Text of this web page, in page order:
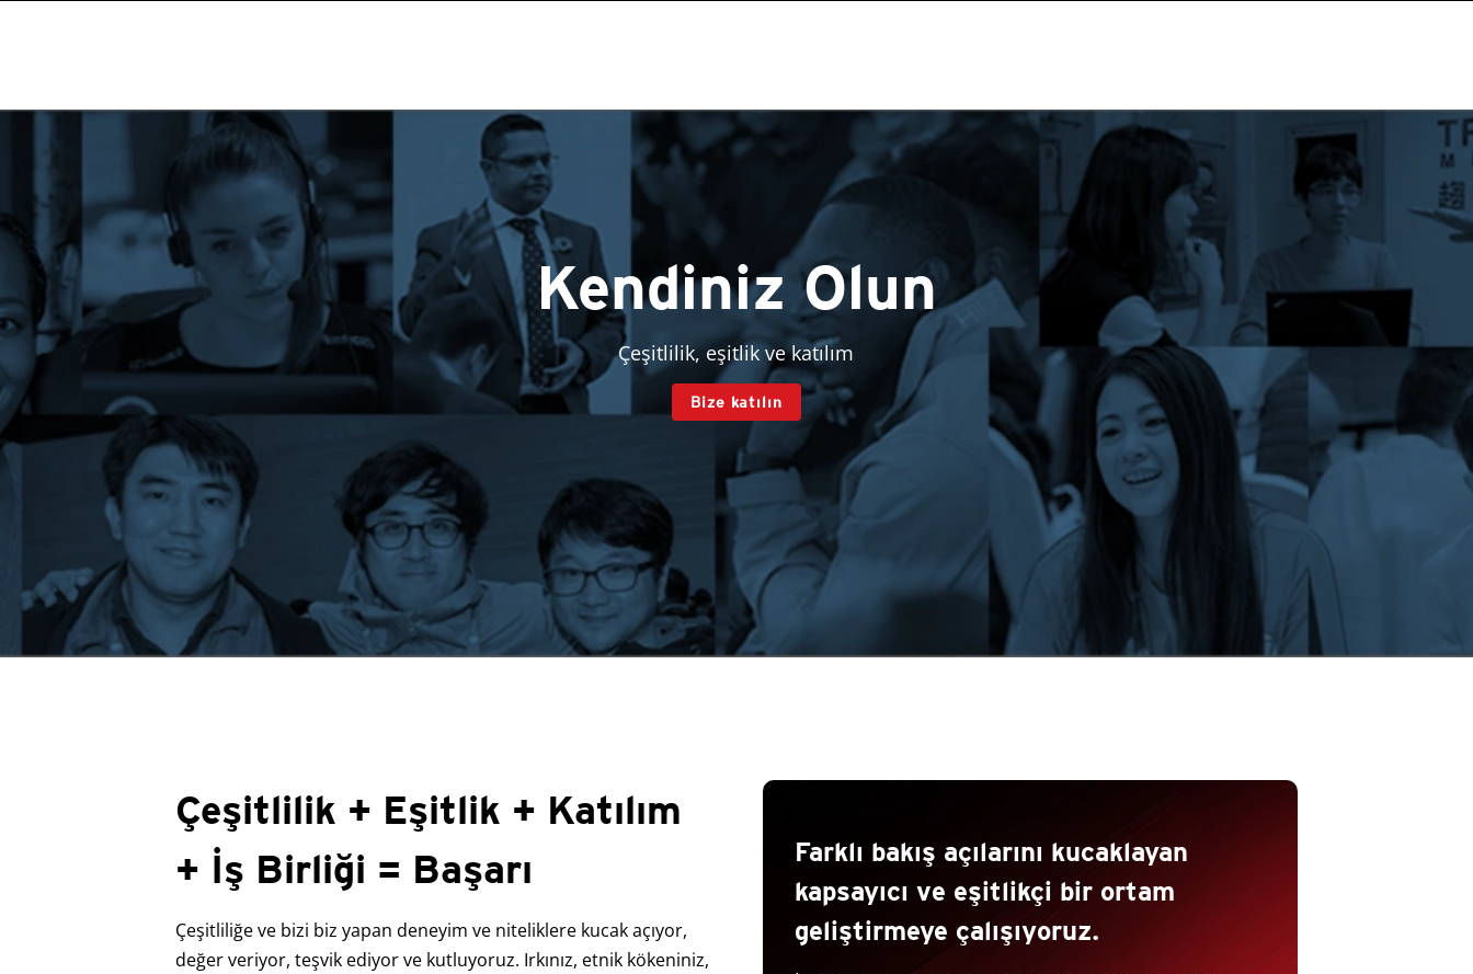
Kendiniz Olun
Çeşitlilik, eşitlik ve katılım
Bize katılın
Çeşitlilik + Eşitlik + Katılım
+ İş Birliği = Başarı
Çeşitliliğe ve bizi biz yapan deneyim ve niteliklere kucak açıyor,
değer veriyor, teşvik ediyor ve kutluyoruz. Irkınız, etnik kökeniniz,
Farklı bakış açılarını kucaklayan
kapsayıcı ve eşitlikçi bir ortam
geliştirmeye çalışıyoruz.